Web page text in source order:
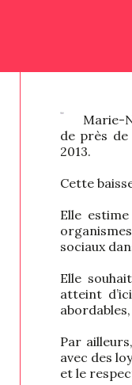
Marie-
de près de
2013.
Cette
Elle
sociaux
Elle
atteint
Par
avec des
et le